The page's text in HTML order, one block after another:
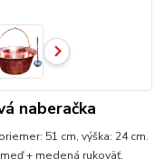
naberačka
51 cm, výška: 24 cm.
+ medená rukoväť.